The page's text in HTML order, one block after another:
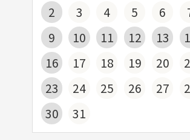
2
3 4 5 6
9
10 11 12 13
16
17 18 19 20
23
24 25 26 27
30
31